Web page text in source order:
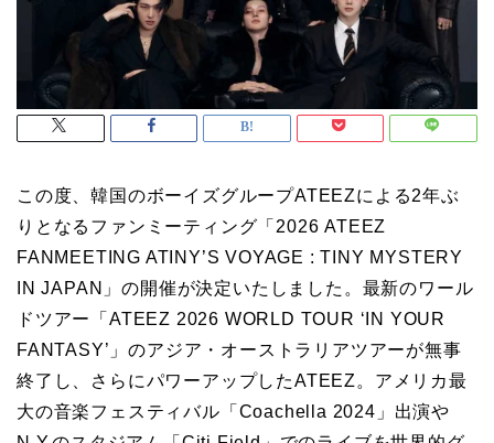
この度、韓国のボーイズグループATEEZによる2年ぶ
りとなるファンミーティング「2026 ATEEZ
FANMEETING ATINY’S VOYAGE : TINY MYSTERY
IN JAPAN」の開催が決定いたしました。最新のワール
ドツアー「ATEEZ 2026 WORLD TOUR ‘IN YOUR
FANTASY’」のアジア・オーストラリアツアーが無事
終了し、さらにパワーアップしたATEEZ。アメリカ最
大の音楽フェスティバル「Coachella 2024」出演や